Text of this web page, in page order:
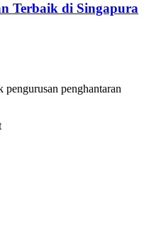
Terbaik di Singapura
pengurusan penghantaran